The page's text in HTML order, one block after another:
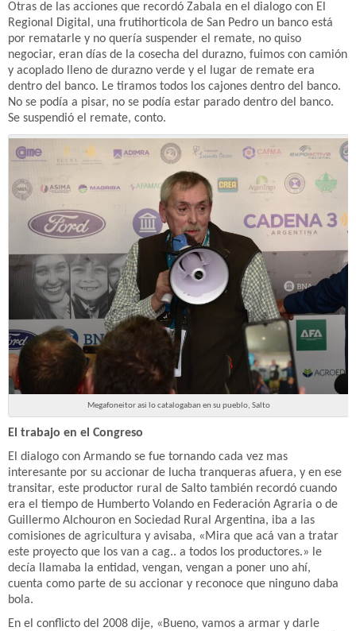
Otras de las acciones que recordó Zabala en el dialogo con El
Regional Digital, una frutihorticola de San Pedro un banco está
por rematarle y no quería suspender el remate, no quiso
negociar, eran días de la cosecha del durazno, fuimos con camión
y acoplado lleno de durazno verde y el lugar de remate era
dentro del banco. Le tiramos todos los cajones dentro del banco.
No se podía a pisar, no se podía estar parado dentro del banco.
Se suspendió el remate, conto.
Megafoneitor asi lo catalogaban en su pueblo, Salto
El trabajo en el Congreso
El dialogo con Armando se fue tornando cada vez mas
interesante por su accionar de lucha tranqueras afuera, y en ese
transitar, este productor rural de Salto también recordó cuando
era el tiempo de Humberto Volando en Federación Agraria o de
Guillermo Alchouron en Sociedad Rural Argentina, iba a las
comisiones de agricultura y avisaba, «Mira que acá van a tratar
este proyecto que los van a cag.. a todos los productores.» le
decía llamaba la entidad, vengan, vengan a poner uno ahí,
cuenta como parte de su accionar y reconoce que ninguno daba
bola.
En el conflicto del 2008 dije, «Bueno, vamos a armar y darle